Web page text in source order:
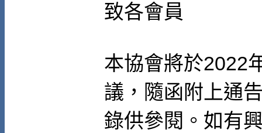
致各會員
本協會將於2022
議，隨函附上通
錄供參閱。如有